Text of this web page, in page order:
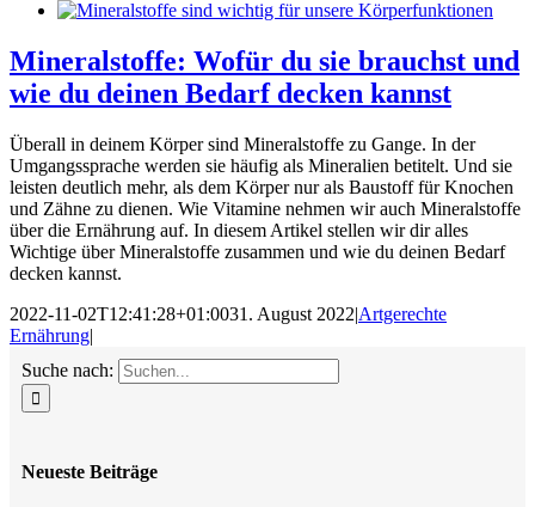
Mineralstoffe: Wofür du sie brauchst und
wie du deinen Bedarf decken kannst
Überall in deinem Körper sind Mineralstoffe zu Gange. In der
Umgangssprache werden sie häufig als Mineralien betitelt. Und sie
leisten deutlich mehr, als dem Körper nur als Baustoff für Knochen
und Zähne zu dienen. Wie Vitamine nehmen wir auch Mineralstoffe
über die Ernährung auf. In diesem Artikel stellen wir dir alles
Wichtige über Mineralstoffe zusammen und wie du deinen Bedarf
decken kannst.
2022-11-02T12:41:28+01:0031. August 2022|Artgerechte
Ernährung|
Suche nach:
Neueste Beiträge